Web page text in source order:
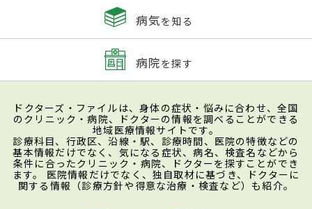
病気を知る
病院を探す
ドクターズ・ファイルは、身体の症状・悩みに合わせ、全国
のクリニック・病院、ドクターの情報を調べることができる
地域医療情報サイトです。
診療科目、行政区、沿線・駅、診療時間、医院の特徴などの
基本情報だけでなく、気になる症状、病名、検査名などから
条件に合ったクリニック・病院、ドクターを探すことができ
ます。 医院情報だけでなく、独自取材に基づき、ドクターに
関する情報（診療方針や得意な治療・検査など）も紹介。